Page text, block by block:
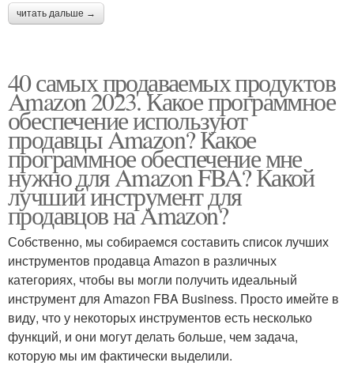
читать дальше →
40 самых продаваемых продуктов
Amazon 2023. Какое программное
обеспечение используют
продавцы Amazon? Какое
программное обеспечение мне
нужно для Amazon FBA? Какой
лучший инструмент для
продавцов на Amazon?
Собственно, мы собираемся составить список лучших
инструментов продавца Amazon в различных
категориях, чтобы вы могли получить идеальный
инструмент для Amazon FBA Business. Просто имейте в
виду, что у некоторых инструментов есть несколько
функций, и они могут делать больше, чем задача,
которую мы им фактически выделили.